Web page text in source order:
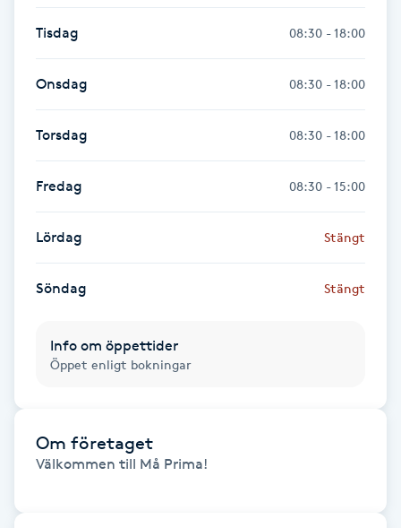
Gravidmassage
Gravidyoga
Gruppträning
Gua Sha-massage
Healing
Herrklippning
HIFU
Hollywood Peel
Tisdag 08:30 - 18:00
Onsdag 08:30 - 18:00
Torsdag 08:30 - 18:00
Fredag 08:30 - 15:00
Lördag Stängt
Söndag Stängt
Info om öppettider
Öppet enligt bokningar
Om företaget
Välkommen till Må Prima!